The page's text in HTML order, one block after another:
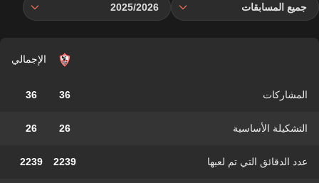
جميع المسابقات 2025/2026
الإجمالي
المشاركات 36
36
التشكيلة الأساسية 26
26
عدد الدقائق التي تم لعبها 2239
2239